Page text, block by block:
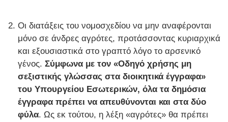
Οι διατάξεις του νομοσχεδίου να μην αναφέρονται
μόνο σε άνδρες αγρότες, προτάσσοντας κυριαρχικά
και εξουσιαστικά στο γραπτό λόγο το αρσενικό
γένος. Σύμφωνα με τον «Οδηγό χρήσης μη
σεξιστικής γλώσσας στα διοικητικά έγγραφα»
του Υπουργείου Εσωτερικών, όλα τα δημόσια
έγγραφα πρέπει να απευθύνονται και στα δύο
φύλα. Ως εκ τούτου, η λέξη «αγρότες» θα πρέπει